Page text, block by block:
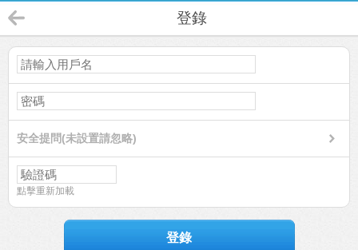
登錄
安全提問(未設置請忽略)
點擊重新加載
登錄